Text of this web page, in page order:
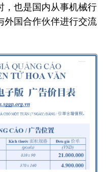
，也是国内从事机械行
外国合作伙伴进行交流